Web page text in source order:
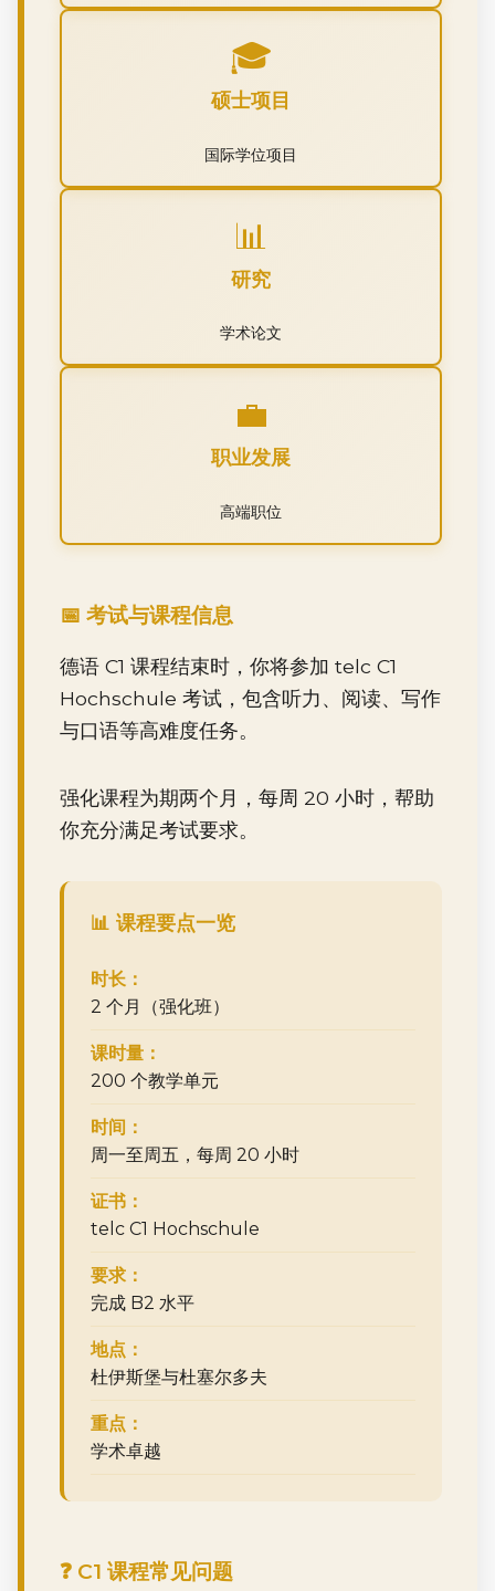
🎓
硕士项目
国际学位项目
📊
研究
学术论文
💼
职业发展
高端职位
📅 考试与课程信息
德语 C1 课程结束时，你将参加 telc C1
Hochschule 考试，包含听力、阅读、写作
与口语等高难度任务。
强化课程为期两个月，每周 20 小时，帮助
你充分满足考试要求。
📊 课程要点一览
时长：
2 个月（强化班）
课时量：
200 个教学单元
时间：
周一至周五，每周 20 小时
证书：
telc C1 Hochschule
要求：
完成 B2 水平
地点：
杜伊斯堡与杜塞尔多夫
重点：
学术卓越
❓ C1 课程常见问题